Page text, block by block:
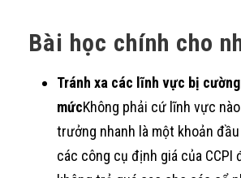
Bài học chính cho
Tránh xa các lĩnh vực bị
mứcKhông phải cứ lĩnh vực
trưởng nhanh là một khoản
các công cụ định giá của CCPI